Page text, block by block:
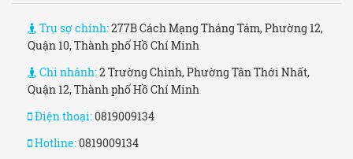
Trụ sợ chính:277B Cách Mạng Tháng Tám, Phường 12,
Quận 10, Thành phố Hồ Chí Minh
Chi nhánh:2 Trường Chinh, Phường Tân Thới Nhất,
Quận 12, Thành phố Hồ Chí Minh
Điện thoại:0819009134
Hotline:0819009134